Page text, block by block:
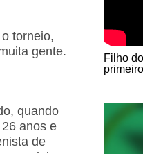
torneio,
gente.
quando
anos e
de
Filho